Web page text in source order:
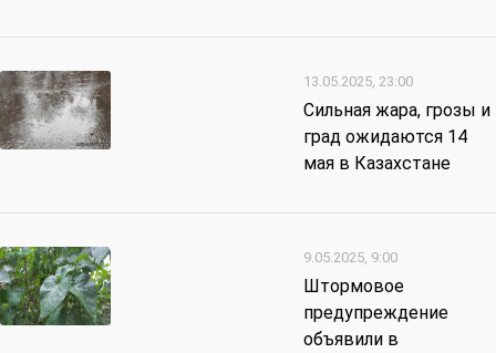
13.05.2025, 23:00
Сильная жара, грозы и
град ожидаются 14
мая в Казахстане
9.05.2025, 9:00
Штормовое
предупреждение
объявили в